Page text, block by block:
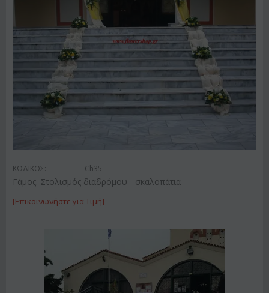
ΚΩΔΙΚΟΣ: Ch35
Γάμος. Στολισμός διαδρόμου - σκαλοπάτια
[Επικοινωνήστε για Τιμή]